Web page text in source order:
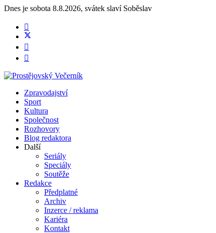
Dnes je sobota 8.8.2026, svátek slaví Soběslav
Zpravodajství
Sport
Kultura
Společnost
Rozhovory
Blog redaktora
Další
Seriály
Speciály
Soutěže
Redakce
Předplatné
Archiv
Inzerce / reklama
Kariéra
Kontakt